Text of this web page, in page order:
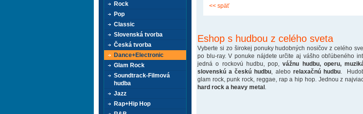
<< späť
Eshop s hudbou z celého sveta
Vyberte si zo širokej ponuky hudobných nosičov z celého
po blu-ray. V ponuke nájdete určite aj vášho obľúbeného
jedná o rockovú hudbu, pop,vážnu hudbu, operu,
slovenskú a českú hudbu , alebo relaxačnú hudbu.
glam rock, punk rock, reggae, rap a hip hop. Jednou z
hard rock a heavy metal
Rock
Pop
Classic
Slovenská tvorba
Česká tvorba
Dance+Electronic
Glam Rock
Soundtrack-Filmová
hudba
Jazz
Rap+Hip Hop